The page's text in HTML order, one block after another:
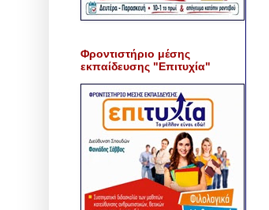
Φροντιστήριο μέσης
εκπαίδευσης "Επιτυχία"